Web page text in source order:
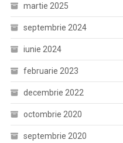
martie 2025
septembrie 2024
iunie 2024
februarie 2023
decembrie 2022
octombrie 2020
septembrie 2020